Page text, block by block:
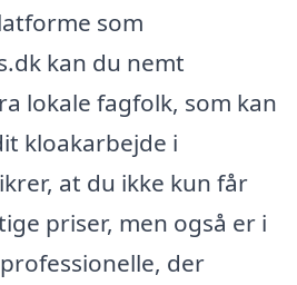
som
kan du nemt
lokale fagfolk, som kan
kloakarbejde i
at du ikke kun får
priser, men også er i
der